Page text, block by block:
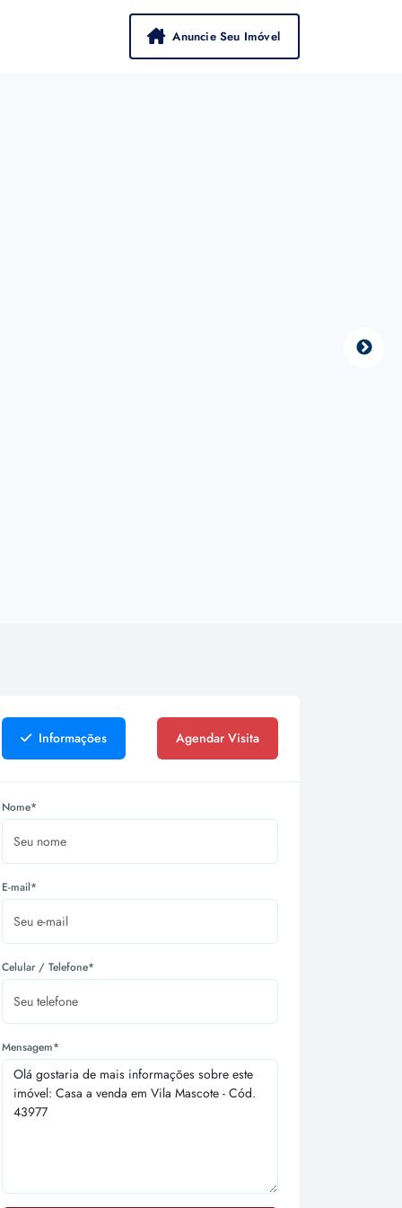
Anuncie Seu Imóvel
Informações Agendar Visita
Nome*
E-mail*
Celular / Telefone*
Mensagem*